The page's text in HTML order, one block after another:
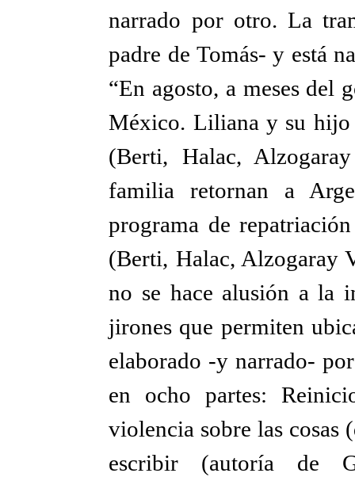
narrado por otro. La
padre de Tomás- y está
“En agosto, a meses del
México. Liliana y su hijo
(Berti, Halac,
familia retornan a
programa de
(Berti, Halac, Alzogaray
no se hace alusión a la
jirones que permiten
elaborado -y narrado-
en ocho partes:
violencia sobre las
escribir (autoría de